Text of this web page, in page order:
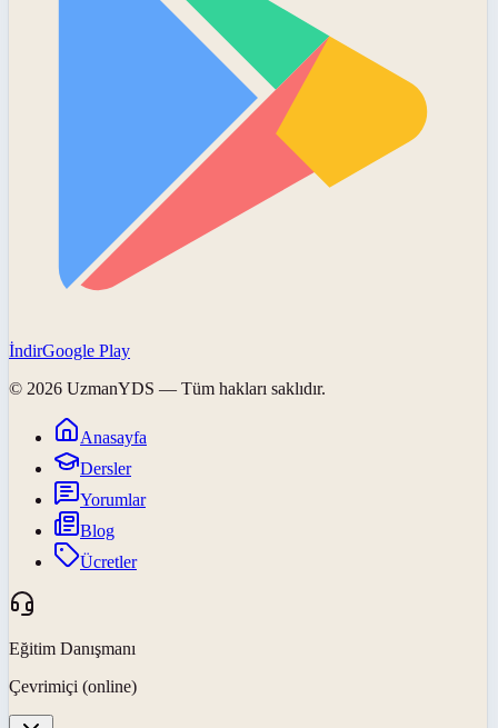
İndirGoogle Play
© 2026 UzmanYDS — Tüm hakları saklıdır.
Anasayfa
Dersler
Yorumlar
Blog
Ücretler
Eğitim Danışmanı
Çevrimiçi (online)